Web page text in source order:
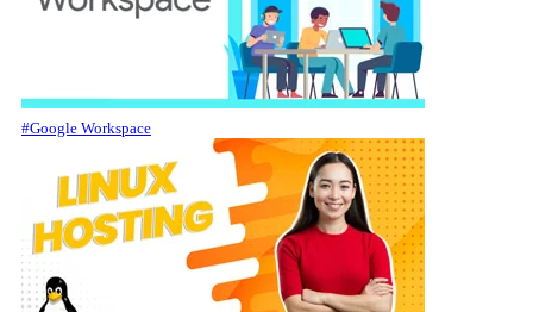
#Google Workspace